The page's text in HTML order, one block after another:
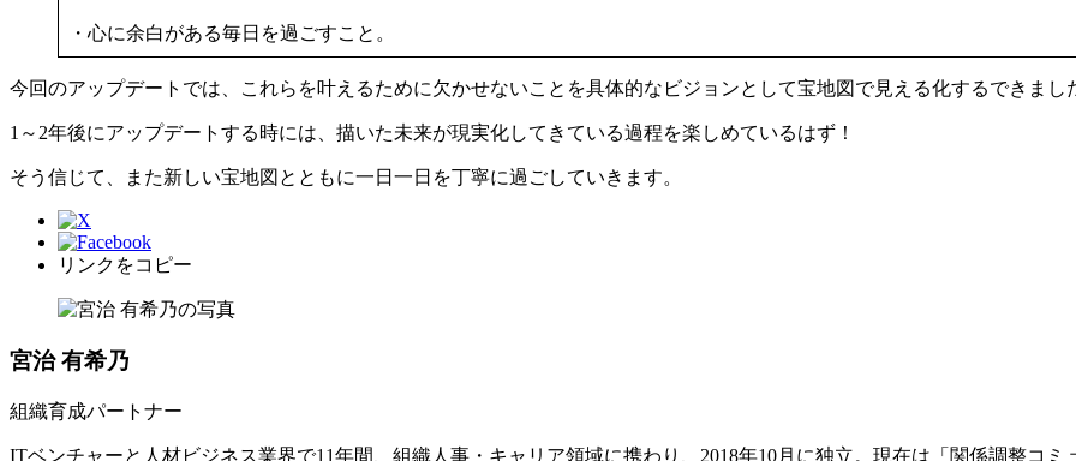
・心に余白がある毎日を過ごすこと。
今回のアップデートでは、これらを叶えるために欠かせないことを具体的なビジョンとして宝地図で見える化するできまし
1～2年後にアップデートする時には、描いた未来が現実化してきている過程を楽しめているはず！
そう信じて、また新しい宝地図とともに一日一日を丁寧に過ごしていきます。
リンクをコピー
宮治 有希乃
組織育成パートナー
ITベンチャーと人材ビジネス業界で11年間、組織人事・キャリア領域に携わり、2018年10月に独立。現在は「関係調整コ